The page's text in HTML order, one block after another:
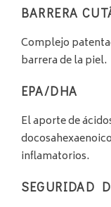
BARRERA
Complejo
barrera de la piel.
EPA/DHA
El aporte de
inflamatorios.
SEGURIDAD